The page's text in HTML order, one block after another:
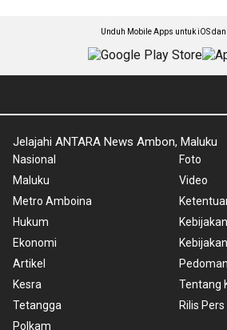
Unduh Mobile Apps untuk iOS
Jelajahi ANTARA News Ambon, Maluku
Nasional
Maluku
Metro Amboina
Hukum
Ekonomi
Artikel
Kesra
Tetangga
Polkam
Foto
Video
Tentang
Rilis Pers